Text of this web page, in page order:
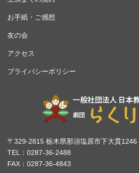
お手紙・ご感想
友の会
アクセス
プライバシーポリシー
〒329-2815 栃木県那須塩原市下大貫1246
TEL：0287-36-2488
FAX：0287-36-4843